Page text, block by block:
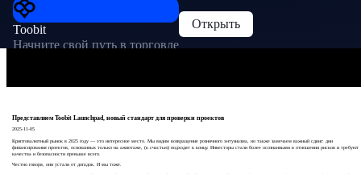
Toobit
Начните свой путь в торговле
Открыть
Представляем Toobit Launchpad, новый стандарт для проверки проектов
2025-11-05
Криптовалютный рынок в 2025 году — это интересное место. Мы видим возвращение розничного энтузиазма, но также замечаем важный сдвиг: дни
финансирования проектов, основанных только на ажиотаже, (к счастью) подходят к концу. Инвесторы стали более осознанными в отношении рисков и требуют
качества и безопасности превыше всего.
Честно говоря, они устали от догадок. И мы тоже.